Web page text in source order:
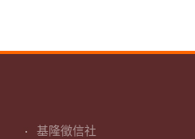
基隆徵信社